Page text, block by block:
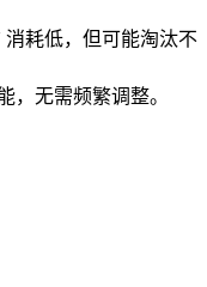
消耗低，但可能淘汰不
，无需频繁调整。